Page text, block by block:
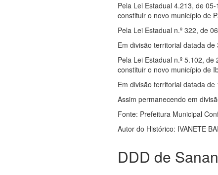
Pela Lei Estadual 4.213, de
constituir o novo município de
Pela Lei Estadual n.º 322, de
Em divisão territorial datada
Pela Lei Estadual n.º 5.102,
constituir o novo município de
Em divisão territorial datada
Assim permanecendo em
Fonte: Prefeitura Municipal
Autor do Histórico: IVANETE
DDD de